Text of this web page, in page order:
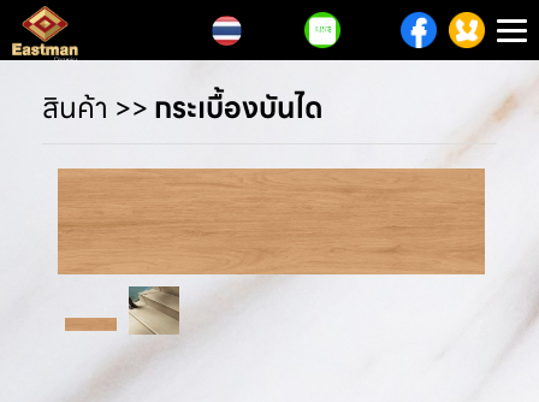
สินค้า >>กระเบื้องบันได